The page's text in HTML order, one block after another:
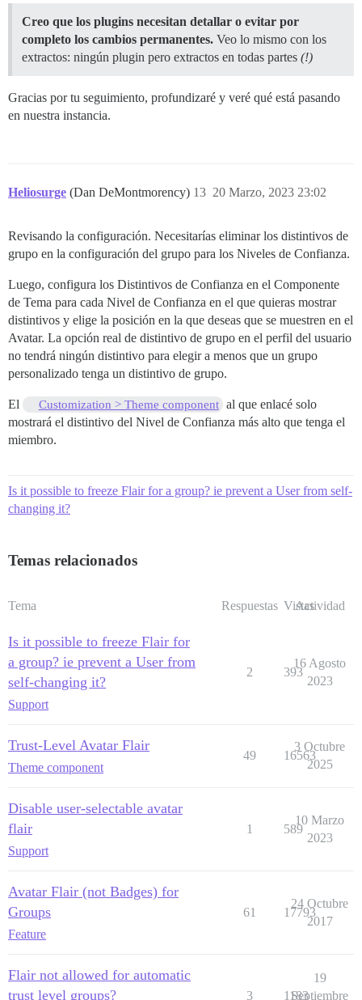
Creo que los plugins necesitan detallar o evitar por
completo los cambios permanentes. Veo lo mismo con los
extractos: ningún plugin pero extractos en todas partes (!)
Gracias por tu seguimiento, profundizaré y veré qué está pasando
en nuestra instancia.
Heliosurge (Dan DeMontmorency) 20 Marzo, 2023 23:02
13
Revisando la configuración. Necesitarías eliminar los distintivos de
grupo en la configuración del grupo para los Niveles de Confianza.
Luego, configura los Distintivos de Confianza en el Componente
de Tema para cada Nivel de Confianza en el que quieras mostrar
distintivos y elige la posición en la que deseas que se muestren en el
Avatar. La opción real de distintivo de grupo en el perfil del usuario
no tendrá ningún distintivo para elegir a menos que un grupo
personalizado tenga un distintivo de grupo.
El Customization > Theme component al que enlacé solo
mostrará el distintivo del Nivel de Confianza más alto que tenga el
miembro.
Is it possible to freeze Flair for a group? ie prevent a User from self-
changing it?
Temas relacionados
Tema Respuestas Vistas
Actividad
Is it possible to freeze Flair for
a group? ie prevent a User from
self-changing it?
Support
2 393
16 Agosto
2023
Trust-Level Avatar Flair
Theme component
49 16563
3 Octubre
2025
Disable user-selectable avatar
flair
Support
1 589
10 Marzo
2023
Avatar Flair (not Badges) for
Groups
Feature
61 17793
24 Octubre
2017
Flair not allowed for automatic
trust level groups?
3 1183
19
Septiembre